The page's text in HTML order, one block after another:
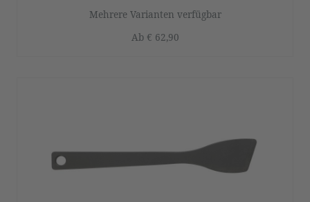
Mehrere Varianten verfügbar
Ab € 62,90